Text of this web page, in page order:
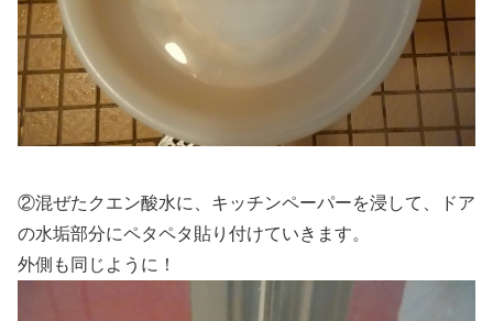
②混ぜたクエン酸水に、キッチンペーパーを浸して、ドア
の水垢部分にペタペタ貼り付けていきます。
外側も同じように！